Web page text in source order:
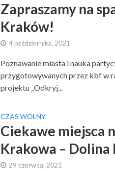
Zapraszamy na
Kraków!
4 października, 2021
Poznawanie miasta i nauka
przygotowywanych przez kbf w
projektu „Odkryj...
CZAS WOLNY
Ciekawe miejsca
Krakowa –
29 czerwca, 2021